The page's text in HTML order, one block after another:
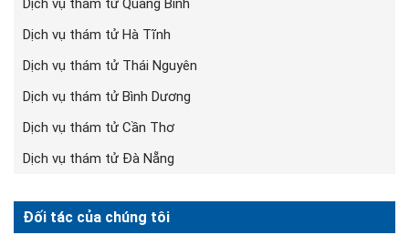
Dịch vụ thám tử Quảng Bình
Dịch vụ thám tử Hà Tĩnh
Dịch vụ thám tử Thái Nguyên
Dịch vụ thám tử Bình Dương
Dịch vụ thám tử Cần Thơ
Dịch vụ thám tử Đà Nẵng
Đối tác của chúng tôi